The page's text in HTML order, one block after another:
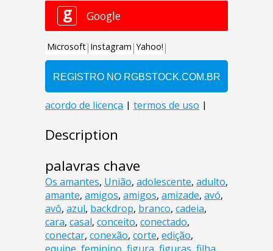
Description
palavras chave
Os amantes, União, adolescente, adulto,
amante, amigos, amigos, amizade, avó,
avô, azul, backdrop, branco, cadeia,
cara, casal, conceito, conectado,
conectar, conexão, corte, edição,